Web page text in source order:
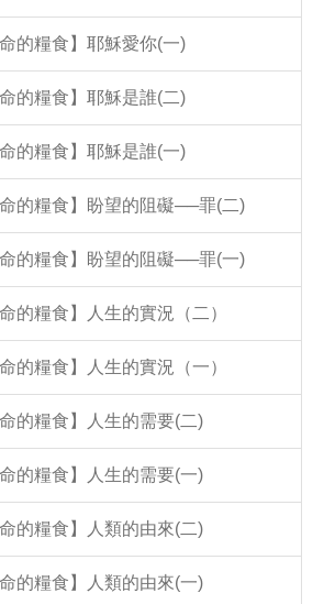
的糧食】耶穌愛你(一)
的糧食】耶穌是誰(二)
的糧食】耶穌是誰(一)
的糧食】盼望的阻礙──罪(二)
的糧食】盼望的阻礙──罪(一)
的糧食】人生的實況（二）
的糧食】人生的實況（一）
的糧食】人生的需要(二)
的糧食】人生的需要(一)
的糧食】人類的由來(二)
的糧食】人類的由來(一)